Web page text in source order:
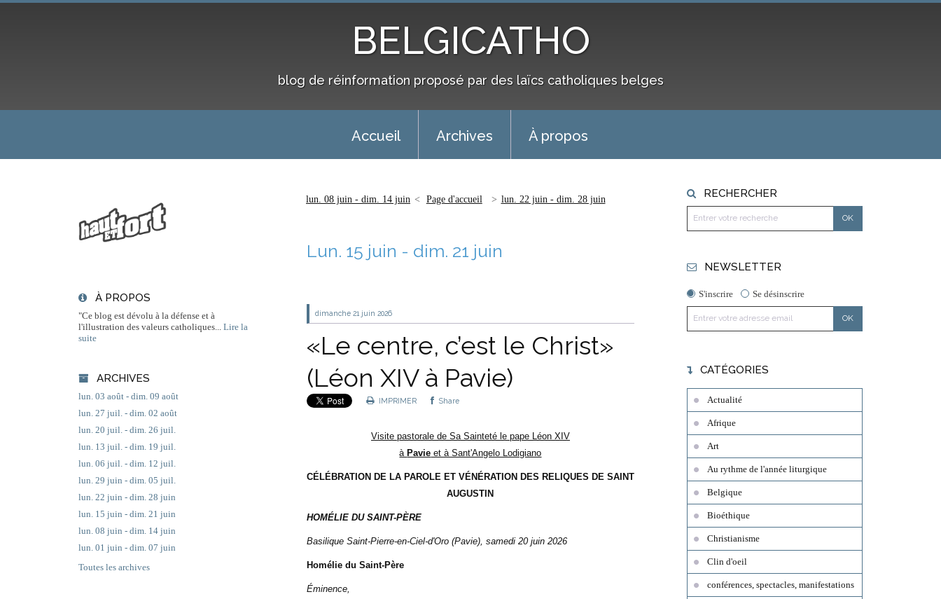
BELGICATHO
blog de réinformation proposé par des laïcs catholiques belges
Accueil Archives À propos
À PROPOS
"Ce blog est dévolu à la défense et à
l'illustration des valeurs catholiques...
Lire la
suite
ARCHIVES
lun. 03 août - dim. 09 août
lun. 27 juil. - dim. 02 août
lun. 20 juil. - dim. 26 juil.
lun. 13 juil. - dim. 19 juil.
lun. 06 juil. - dim. 12 juil.
lun. 29 juin - dim. 05 juil.
lun. 22 juin - dim. 28 juin
lun. 15 juin - dim. 21 juin
lun. 08 juin - dim. 14 juin
lun. 01 juin - dim. 07 juin
Toutes les archives
lun. 08 juin - dim. 14 juin Page d'accueil lun. 22 juin - dim. 28 juin
Lun. 15 juin - dim. 21 juin
dimanche 21 juin 2026
«Le centre, c’est le Christ»
(Léon XIV à Pavie)
IMPRIMER Share
Visite pastorale de Sa Sainteté le pape Léon XIV
à Pavie et à Sant'Angelo Lodigiano
CÉLÉBRATION DE LA PAROLE ET VÉNÉRATION DES RELIQUES DE SAINT
AUGUSTIN
HOMÉLIE DU SAINT-PÈRE
Basilique Saint-Pierre-en-Ciel-d'Oro (Pavie), samedi 20 juin 2026
Homélie du Saint-Père
Éminence,
RECHERCHER
NEWSLETTER
S'inscrire Se désinscrire
CATÉGORIES
Actualité
Afrique
Art
Au rythme de l'année liturgique
Belgique
Bioéthique
Christianisme
Clin d'oeil
conférences, spectacles, manifestations